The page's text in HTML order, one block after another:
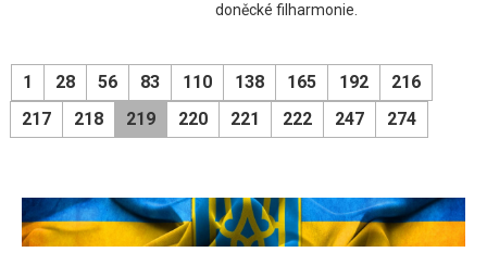
doněcké filharmonie.
1 28 56 83 110 138 165 192
216
217
218 219 220 221 222 247 274